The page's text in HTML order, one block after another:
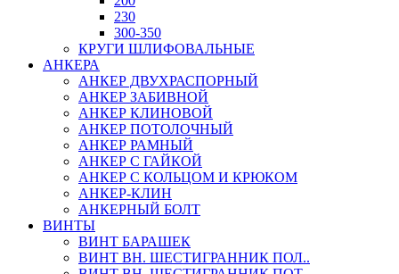
230
300-350
КРУГИ ШЛИФОВАЛЬНЫЕ
АНКЕРА
АНКЕР ДВУХРАСПОРНЫЙ
АНКЕР ЗАБИВНОЙ
АНКЕР КЛИНОВОЙ
АНКЕР ПОТОЛОЧНЫЙ
АНКЕР РАМНЫЙ
АНКЕР С ГАЙКОЙ
АНКЕР С КОЛЬЦОМ И КРЮКОМ
АНКЕР-КЛИН
АНКЕРНЫЙ БОЛТ
ВИНТЫ
ВИНТ БАРАШЕК
ВИНТ ВН. ШЕСТИГРАННИК ПОЛ..